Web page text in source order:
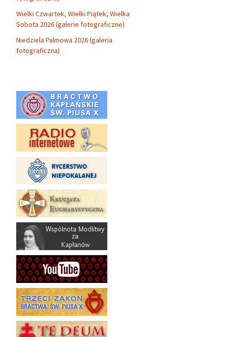
Wielki Czwartek, Wielki Piątek, Wielka
Sobota 2026 (galerie fotograficzne)
Niedziela Palmowa 2026 (galeria
fotograficzna)